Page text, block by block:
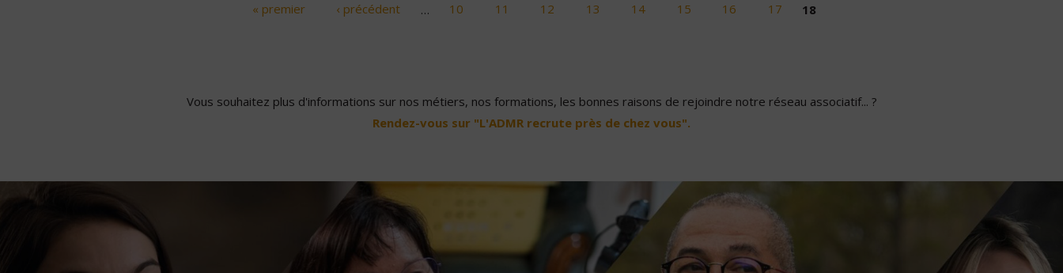
« premier ‹ précédent … 10 11 12 13 14 15 16 17 18
Vous souhaitez plus d'informations sur nos métiers, nos formations, les bonnes raisons de rejoindre notre réseau associatif... ?
Rendez-vous sur "L'ADMR recrute près de chez vous".